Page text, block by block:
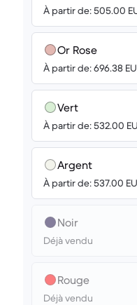
À partir de: 505.00
Or Rose
À partir de: 696.38
Vert
À partir de: 532.00
Argent
À partir de: 537.00
Noir
Déjà vendu
Rouge
Déjà vendu